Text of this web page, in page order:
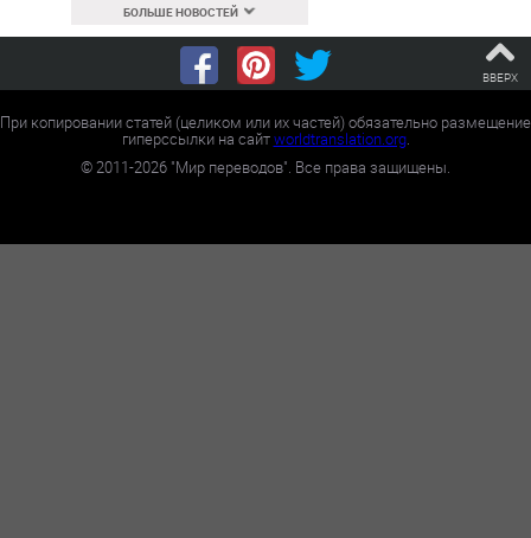
БОЛЬШЕ НОВОСТЕЙ
ВВЕРХ
При копировании статей (целиком или их частей) обязательно размещение
гиперссылки на сайтworldtranslation.org.
©2011-2026 "Мир переводов". Все права защищены.